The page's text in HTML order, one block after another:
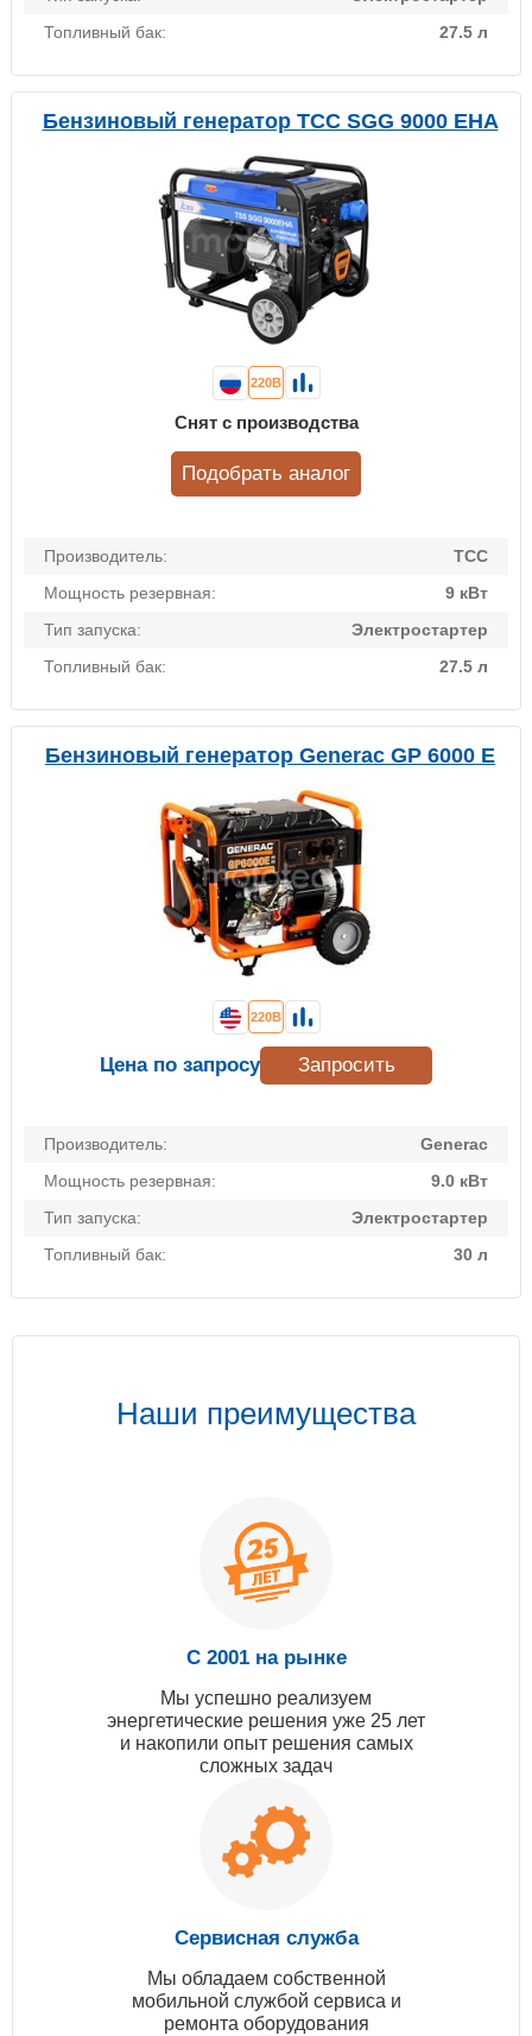
Топливный бак:
27.5 л
Бензиновый генератор ТСС SGG 9000 EHA
Производитель:
ТСС
Мощность резервная:
9 кВт
Тип запуска:
Электростартер
Топливный бак:
27.5 л
220В
Снят с производства
Подобрать аналог
Бензиновый генератор Generac GP 6000 E
Производитель:
Generac
Мощность резервная:
9.0 кВт
Тип запуска:
Электростартер
Топливный бак:
30 л
220В
Цена по запросу Запросить
Наши преимущества
С 2001 на рынке
Мы успешно реализуем
энергетические решения уже 25 лет
и накопили опыт решения самых
сложных задач
Сервисная служба
Мы обладаем собственной
мобильной службой сервиса и
ремонта оборудования